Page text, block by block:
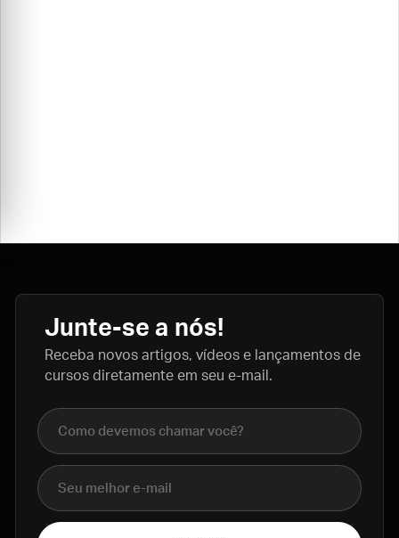
Junte-se a nós!
Receba novos artigos, vídeos e lançamentos de
cursos diretamente em seu e-mail.
Nome completo
E-mail